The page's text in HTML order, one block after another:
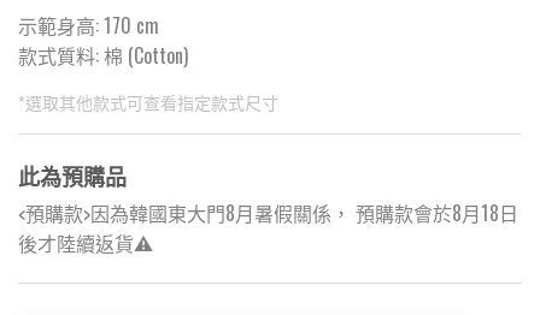
示範身高: 170 cm
款式質料:棉 (Cotton)
*選取其他款式可查看指定款式尺寸
此為預購品
<預購款>因為韓國東大門8月暑假關係， 預購款會於8月18日
後才陸續返貨⚠️